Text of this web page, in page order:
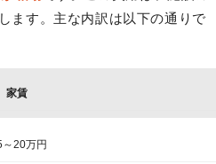
ます。主な内訳は以下の通りで
家賃
～20万円